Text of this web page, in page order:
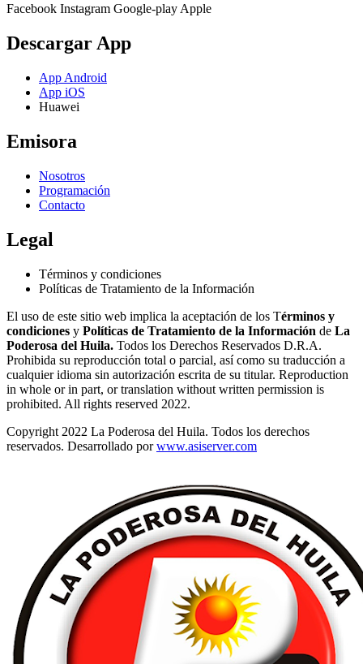
Facebook Instagram Google-play Apple
Descargar App
App Android
App iOS
Huawei
Emisora
Nosotros
Programación
Contacto
Legal
Términos y condiciones
Políticas de Tratamiento de la Información
El uso de este sitio web implica la aceptación de los Términos y
condiciones y Políticas de Tratamiento de la Información de La
Poderosa del Huila. Todos los Derechos Reservados D.R.A.
Prohibida su reproducción total o parcial, así como su traducción a
cualquier idioma sin autorización escrita de su titular. Reproduction
in whole or in part, or translation without written permission is
prohibited. All rights reserved 2022.
Copyright 2022 La Poderosa del Huila. Todos los derechos
reservados. Desarrollado porwww.asiserver.com